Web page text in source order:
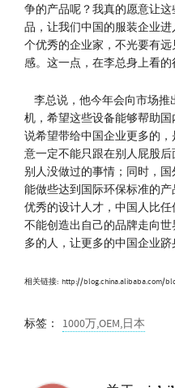
争的产品呢？我真的愿意让
品，让我们中国的服装企业
个优秀的企业家，不光要有
感。这一点，在李总身上看的
李总说，他今年会向市场推
机，希望这些设备能够帮助
说希望带给中国企业更多的
意一定不能只跟在别人屁股
别人没做过的事情；同时，
能做些达到国际环保标准的
优秀的设计人才，中国人比
不能创造出自己的品牌走向
多的人，让更多的中国企业
相关链接: http://blog.china.alibaba.com/
标签： 1000万,OEM,日本